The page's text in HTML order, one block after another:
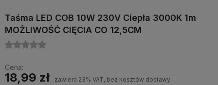
Taśma LED COB 10W 230V Ciepła 3000K 1m
MOŻLIWOŚĆ CIĘCIA CO 12,5CM
Cena:
18,99 zł zawiera 23% VAT, bez kosztów dostawy